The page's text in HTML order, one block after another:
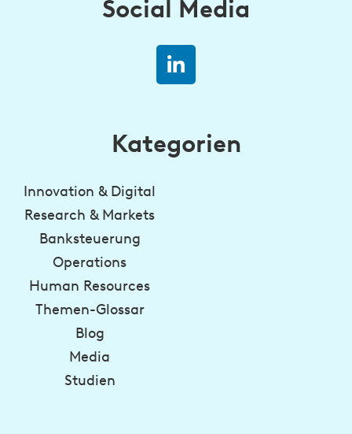
Social Media
Kategorien
Innovation & Digital
Research & Markets
Banksteuerung
Operations
Human Resources
Themen-Glossar
Blog
Media
Studien